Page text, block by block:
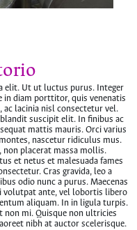
elit. Ut ut luctus purus. Integer
in diam porttitor, quis venenatis
ac lacinia nisl consectetur vel.
suscipit elit. In finibus ac
mattis mauris. Orci varius
nascetur ridiculus mus.
non placerat massa mollis.
et netus et malesuada fames
Cras gravida, leo a
odio nunc a purus. Maecenas
volutpat ante, vel lobortis libero
aliquam. In in ligula turpis.
mi. Quisque non ultricies
nibh at auctor scelerisque.